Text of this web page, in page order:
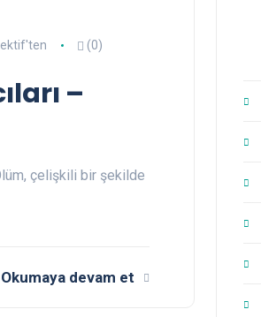
(0)
–
çelişkili bir şekilde
Okumaya devam et